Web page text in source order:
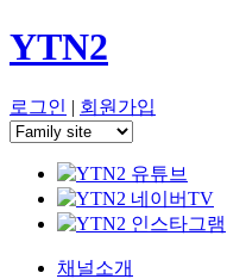
YTN2
로그인 | 회원가입
채널소개